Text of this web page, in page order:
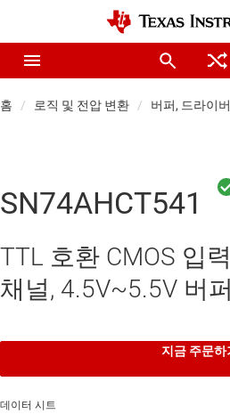
홈 로직 및 전압 변환 버퍼, 드라이
SN74AHCT541
TTL 호환 CMOS 입
채널, 4.5V~5.5V 버퍼
지금 주문하
데이터 시트